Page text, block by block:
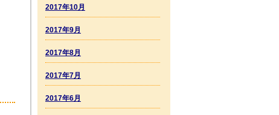
2017年10月
2017年9月
2017年8月
2017年7月
2017年6月